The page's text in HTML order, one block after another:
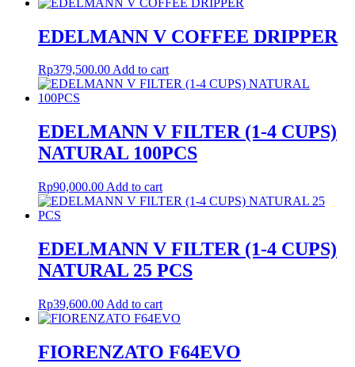
EDELMANN V COFFEE DRIPPER
Rp379,500.00Add to cart
EDELMANN V FILTER (1-4 CUPS)
NATURAL 100PCS
Rp90,000.00 Add to cart
EDELMANN V FILTER (1-4 CUPS)
NATURAL 25 PCS
Rp39,600.00 Add to cart
FIORENZATO F64EVO